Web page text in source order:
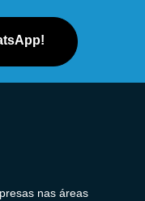
nas áreas